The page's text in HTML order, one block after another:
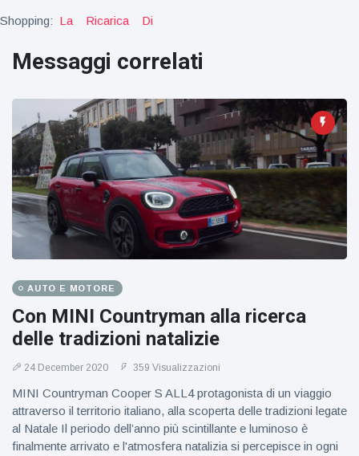
Shopping: La Ricarica Di
Messaggi correlati
AUTO E MOTORE
Con MINI Countryman alla ricerca
delle tradizioni natalizie
24 December 2020 359 Visualizzazioni
MINI Countryman Cooper S ALL4 protagonista di un viaggio
attraverso il territorio italiano, alla scoperta delle tradizioni legate
al Natale Il periodo dell’anno più scintillante e luminoso è
finalmente arrivato e l'atmosfera natalizia si percepisce in ogni